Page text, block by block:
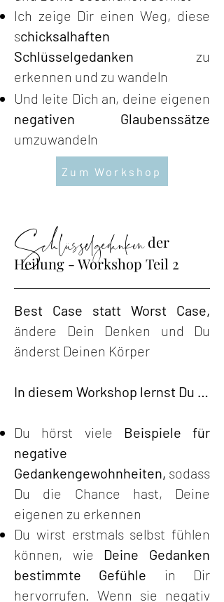
Ich zeige Dir einen Weg, diese
schicksalhaften
Schlüsselgedanken zu
erkennen und zu wandeln
Und leite Dich an, deine eigenen
negativen Glaubenssätze
umzuwandeln
Zum Workshop
Schlüsselgedankender
Heilung - Workshop Teil 2
Best Case statt Worst Case,
ändere Dein Denken und Du
änderst Deinen Körper
In diesem Workshop lernst Du …
Du hörst viele Beispiele für
negative
Gedankengewohnheiten, sodass
Du die Chance hast, Deine
eigenen zu erkennen
Du wirst erstmals selbst fühlen
können, wie Deine Gedanken
bestimmte Gefühle in Dir
hervorrufen. Wenn sie negativ